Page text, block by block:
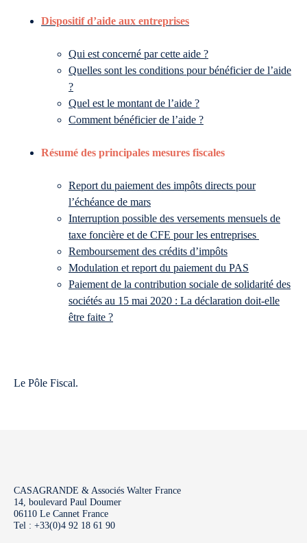
Dispositif d’aide aux entreprises
Qui est concerné par cette aide ?
Quelles sont les conditions pour bénéficier de l’aide
?
Quel est le montant de l’aide ?
Comment bénéficier de l’aide ?
Résumé des principales mesures fiscales
Report du paiement des impôts directs pour
l’échéance de mars
Interruption possible des versements mensuels de
taxe foncière et de CFE pour les entreprises
Remboursement des crédits d’impôts
Modulation et report du paiement du PAS
Paiement de la contribution sociale de solidarité des
sociétés au 15 mai 2020 : La déclaration doit-elle
être faite ?
Le Pôle Fiscal.
CASAGRANDE & Associés Walter France
14, boulevard Paul Doumer
06110 Le Cannet France
Tel : +33(0)4 92 18 61 90